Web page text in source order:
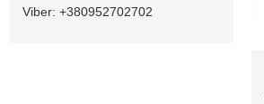
+380952702702